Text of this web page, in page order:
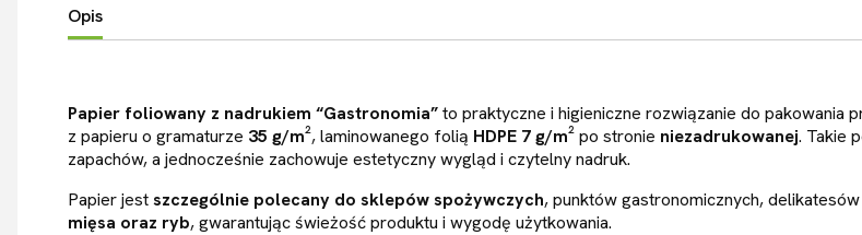
Opis
Papier foliowany z nadrukiem “Gastronomia”to praktyczne i higieniczne rozwiązanie do pakowania
z papieru o gramaturze 35 g/m², laminowanego folią HDPE 7 g/m²po stronie niezadrukowanej. Takie
zapachów, a jednocześnie zachowuje estetyczny wygląd i czytelny nadruk.
Papier jestszczególnie polecany do sklepów spożywczych, punktów gastronomicznych,
mięsa oraz ryb, gwarantując świeżość produktu i wygodę użytkowania.